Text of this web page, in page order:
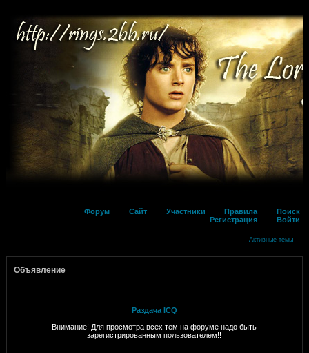
Форум Сайт Участники Правила
Поиск
Регистрация
Войти
Активные темы
Объявление
Раздача ICQ
Внимание! Для просмотра всех тем на форуме надо быть
зарегистрированным пользователем!!